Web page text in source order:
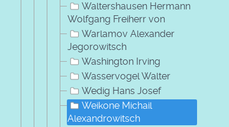
Waltershausen Hermann
Wolfgang Freiherr von
Warlamov Alexander
Jegorowitsch
Washington Irving
Wasservogel Walter
Wedig Hans Josef
Weikone Michail
Alexandrowitsch